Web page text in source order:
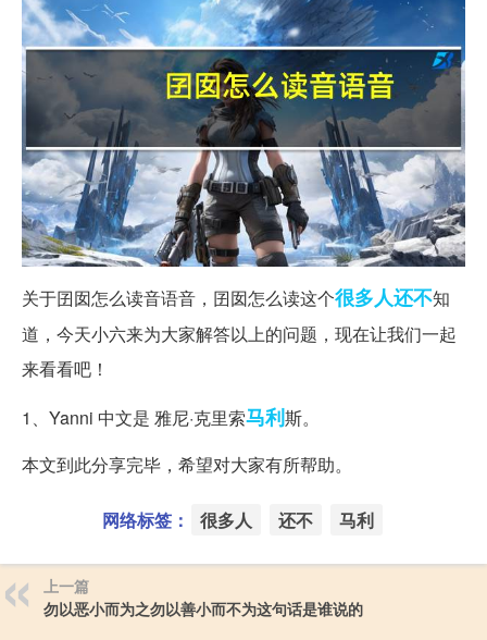
关于囝囡怎么读音语音，囝囡怎么读这个很多人还不知
道，今天小六来为大家解答以上的问题，现在让我们一起
来看看吧！
1、Yanni 中文是 雅尼·克里索马利斯。
本文到此分享完毕，希望对大家有所帮助。
网络标签： 很多人 还不 马利
上一篇
勿以恶小而为之勿以善小而不为这句话是谁说的